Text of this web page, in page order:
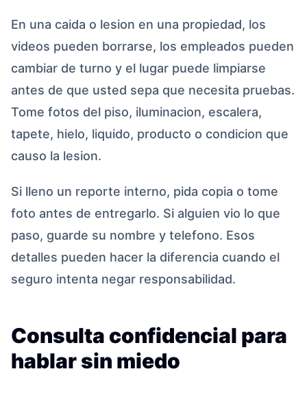
En una caida o lesion en una propiedad, los
videos pueden borrarse, los empleados pueden
cambiar de turno y el lugar puede limpiarse
antes de que usted sepa que necesita pruebas.
Tome fotos del piso, iluminacion, escalera,
tapete, hielo, liquido, producto o condicion que
causo la lesion.
Si lleno un reporte interno, pida copia o tome
foto antes de entregarlo. Si alguien vio lo que
paso, guarde su nombre y telefono. Esos
detalles pueden hacer la diferencia cuando el
seguro intenta negar responsabilidad.
Consulta confidencial para
hablar sin miedo